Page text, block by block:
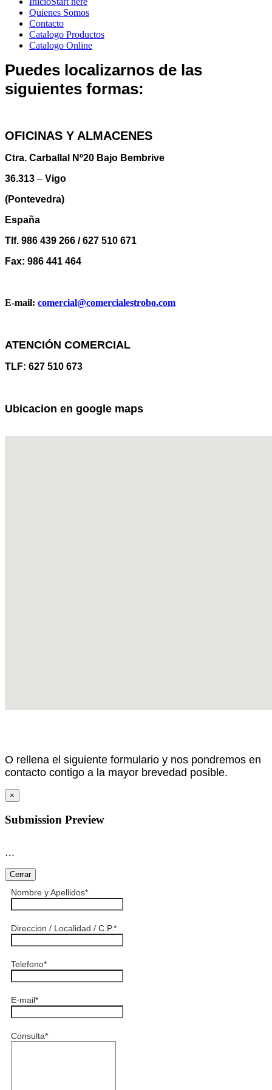
Quienes Somos
Contacto
Catalogo Productos
Catalogo Online
Puedes localizarnos de las
siguientes formas:
OFICINAS Y ALMACENES
Ctra. Carballal Nº20 Bajo Bembrive
36.313 – Vigo
(Pontevedra)
España
Tlf. 986 439 266 / 627 510 671
Fax: 986 441 464
E-mail: comercial@comercialestrobo.com
ATENCIÓN COMERCIAL
TLF: 627 510 673
Ubicacion en google maps
O rellena el siguiente formulario y nos pondremos en
contacto contigo a la mayor brevedad posible.
×
Submission Preview
…
Cerrar
Nombre y Apellidos*
Direccion / Localidad / C.P.*
Telefono*
E-mail*
Consulta*